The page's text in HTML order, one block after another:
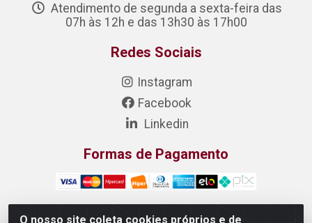
O nosso site coleta cookies próprios e de
Atendimento de segunda a sexta-feira das
07h às 12h e das 13h30 às 17h00
Redes Sociais
Instagram
Facebook
Linkedin
Formas de Pagamento